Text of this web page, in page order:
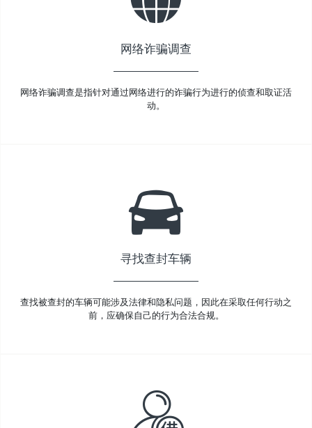
网络诈骗调查
网络诈骗调查是指针对通过网络进行的诈骗行为进行的侦查和取证活
动。
寻找查封车辆
查找被查封的车辆可能涉及法律和隐私问题，因此在采取任何行动之
前，应确保自己的行为合法合规。